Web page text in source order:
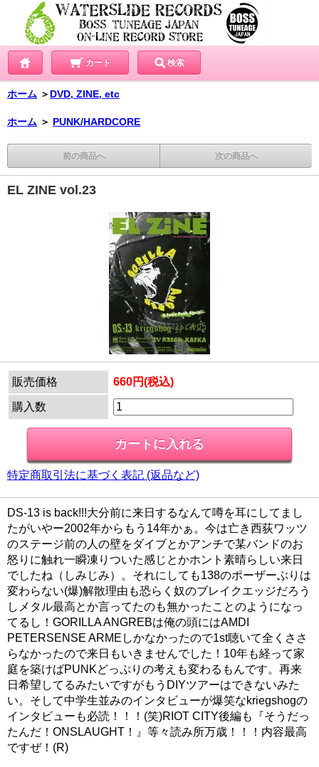
カート 検索
ホーム ＞ DVD, ZINE, etc
ホーム ＞ PUNK/HARDCORE
前の商品へ 次の商品へ
EL ZINE vol.23
販売価格 660円(税込)
購入数
特定商取引法に基づく表記 (返品など)
DS-13 is back!!!大分前に来日するなんて噂を耳にしてまし
たがいやー2002年からもう14年かぁ。今は亡き西荻ワッツ
のステージ前の人の壁をダイブとかアンチで某バンドのお
怒りに触れ一瞬凍りついた感じとかホント素晴らしい来日
でしたね（しみじみ）。それにしても138のポーザーぶりは
変わらない(爆)解散理由も恐らく奴のブレイクエッジだろう
しメタル最高とか言ってたのも無かったことのようになっ
てるし！GORILLA ANGREBは俺の頭にはAMDI
PETERSENSE ARMEしかなかったので1st聴いて全くささ
らなかったので来日もいきませんでした！10年も経って家
庭を築けばPUNKどっぷりの考えも変わるもんです。再来
日希望してるみたいですがもうDIYツアーはできないみた
い。そして中学生並みのインタビューが爆笑なkriegshogの
インタビューも必読！！！(笑)RIOT CITY後編も『そうだっ
たんだ！ONSLAUGHT！』等々読み所万歳！！！内容最高
ですぜ！(R)